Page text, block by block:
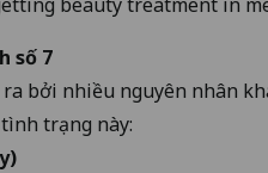
số 7
bởi nhiều nguyên nhân
trạng này: